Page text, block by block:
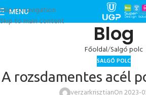
Skip to navigation
Skip to main content
MENU
Blog
Főoldal Salgó polc
SALGÓ POLC
A rozsdamentes acél